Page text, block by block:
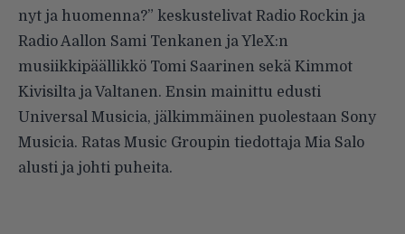
nyt ja huomenna?” keskustelivat Radio Rockin ja
Radio Aallon Sami Tenkanen ja YleX:n
musiikkipäällikkö Tomi Saarinen sekä Kimmot
Kivisilta ja Valtanen. Ensin mainittu edusti
Universal Musicia, jälkimmäinen puolestaan Sony
Musicia. Ratas Music Groupin tiedottaja Mia Salo
alusti ja johti puheita.